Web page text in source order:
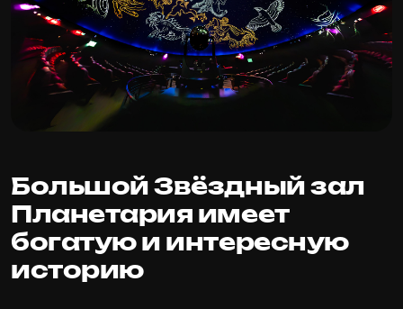
Большой Звёздный зал
Планетария имеет
богатую и интересную
историю